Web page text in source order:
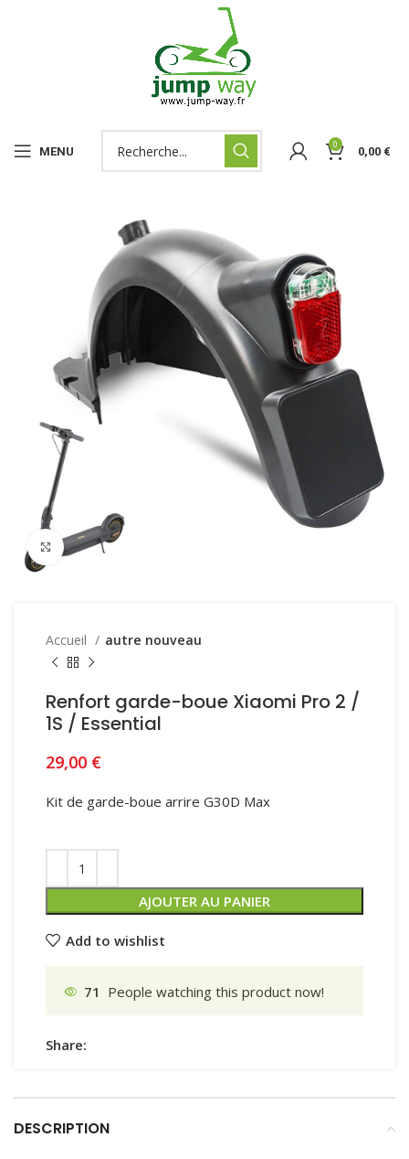
MENU 0 0,00 €
Click to enlarge
Accueil autre nouveau
Renfort garde-boue Xiaomi Pro 2 /
1S / Essential
29,00 €
Kit de garde-boue arrire G30D Max
AJOUTER AU PANIER
Add to wishlist
71 People watching this product now!
Share:
DESCRIPTION